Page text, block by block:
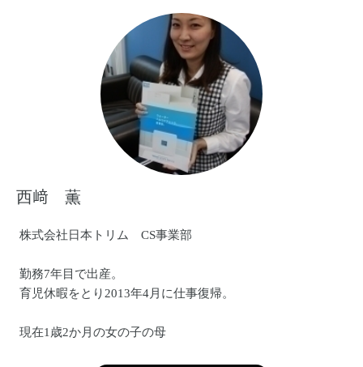
西﨑 薫
株式会社日本トリム CS事業部
勤務7年目で出産。
育児休暇をとり2013年4月に仕事復帰。
現在1歳2か月の女の子の母